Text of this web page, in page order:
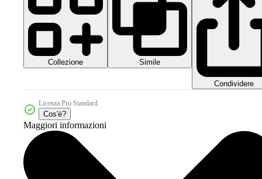
Collezione Simile
Condividere
Licenza Pro Standard
Cos'è?
Maggiori informazioni